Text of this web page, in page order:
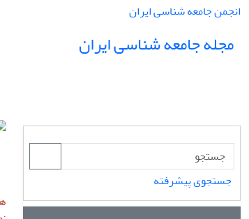
انجمن جامعه شناسی ایران
مجله جامعه شناسی ایران
جستجوی پیشرفته